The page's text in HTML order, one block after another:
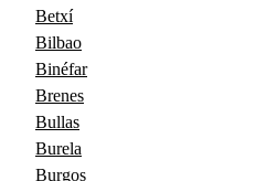
Betxí
Bilbao
Binéfar
Brenes
Bullas
Burela
Burgos